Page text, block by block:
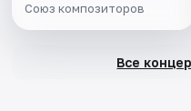
Союз композиторов
Все